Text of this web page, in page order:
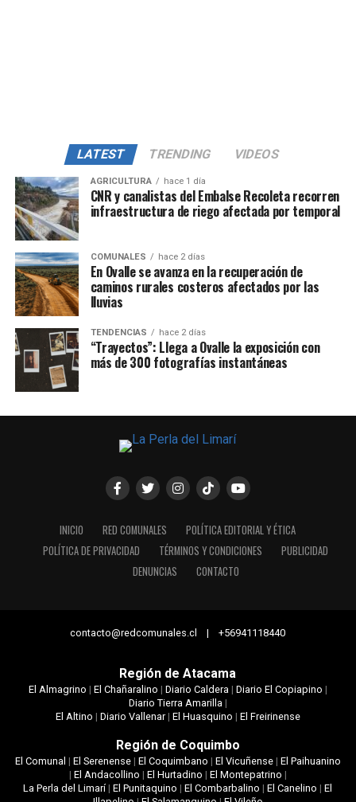
LATEST TRENDING VIDEOS
AGRICULTURA hace 1 día
CNR y canalistas del Embalse Recoleta recorren
infraestructura de riego afectada por temporal
COMUNALES hace 2 días
En Ovalle se avanza en la recuperación de
caminos rurales costeros afectados por las
lluvias
TENDENCIAS hace 2 días
“Trayectos”: Llega a Ovalle la exposición con
más de 300 fotografías instantáneas
INICIO RED COMUNALES
POLÍTICA EDITORIAL Y ÉTICA
POLÍTICA DE PRIVACIDAD
TÉRMINOS Y CONDICIONES
PUBLICIDAD
DENUNCIAS
CONTACTO
contacto@redcomunales.cl | +56941118440
Región de Atacama
El Almagrino | El Chañaralino | Diario Caldera| Diario El Copiapino |
Diario Tierra Amarilla|
El Altino | Diario Vallenar| El Huasquino | El Freirinense
Región de Coquimbo
El Comunal | El Serenense| El Coquimbano | El Vicuñense| El Paihuanino
| El Andacollino | El Hurtadino | El Montepatrino |
La Perla del Limarí|El Punitaquino |El Combarbalino |El Canelino |El